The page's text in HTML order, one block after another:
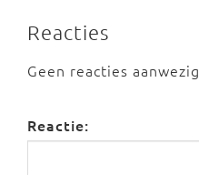
Reacties
Geen reacties aanwezig
Reactie: